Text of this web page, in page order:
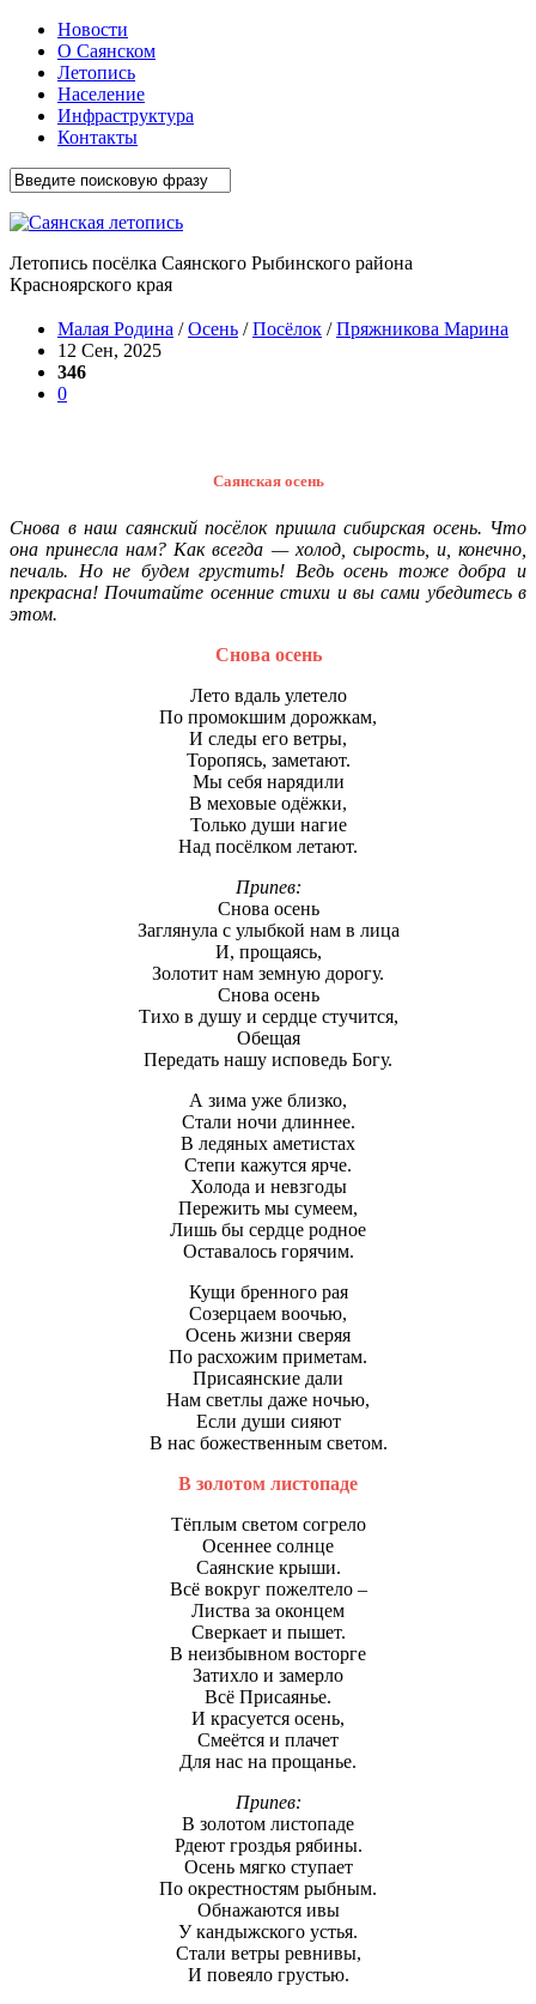
Новости
О Саянском
Летопись
Население
Инфраструктура
Контакты
Летопись посёлка Саянского Рыбинского района
Красноярского края
Малая Родина /Осень /Посёлок /Пряжникова Марина
12 Сен, 2025
346
0
Саянская осень
Снова в наш саянский посёлок пришла сибирская осень. Что
она принесла нам? Как всегда — холод, сырость, и, конечно,
печаль. Но не будем грустить! Ведь осень тоже добра и
прекрасна! Почитайте осенние стихи и вы сами убедитесь в
этом.
Снова осень
Лето вдаль улетело
По промокшим дорожкам,
И следы его ветры,
Торопясь, заметают.
Мы себя нарядили
В меховые одёжки,
Только души нагие
Над посёлком летают.
Припев:
Снова осень
Заглянула с улыбкой нам в лица
И, прощаясь,
Золотит нам земную дорогу.
Снова осень
Тихо в душу и сердце стучится,
Обещая
Передать нашу исповедь Богу.
А зима уже близко,
Стали ночи длиннее.
В ледяных аметистах
Степи кажутся ярче.
Холода и невзгоды
Пережить мы сумеем,
Лишь бы сердце родное
Оставалось горячим.
Кущи бренного рая
Созерцаем воочью,
Осень жизни сверяя
По расхожим приметам.
Присаянские дали
Нам светлы даже ночью,
Если души сияют
В нас божественным светом.
В золотом листопаде
Тёплым светом согрело
Осеннее солнце
Саянские крыши.
Всё вокруг пожелтело –
Листва за оконцем
Сверкает и пышет.
В неизбывном восторге
Затихло и замерло
Всё Присаянье.
И красуется осень,
Смеётся и плачет
Для нас на прощанье.
Припев:
В золотом листопаде
Рдеют гроздья рябины.
Осень мягко ступает
По окрестностям рыбным.
Обнажаются ивы
У кандыжского устья.
Стали ветры ревнивы,
И повеяло грустью.